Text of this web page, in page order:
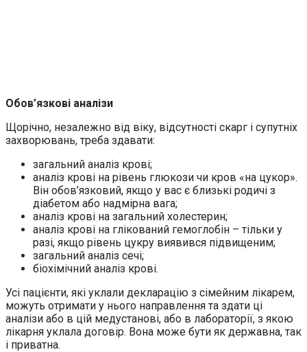
Обов’язкові аналізи
Щорічно, незалежно від віку, відсутності скарг і супутніх
захворювань, треба здавати:
загальний аналіз крові;
аналіз крові на рівень глюкози чи кров «на цукор».
Він обов’язковий, якщо у вас є близькі родичі з
діабетом або надмірна вага;
аналіз крові на загальний холестерин;
аналіз крові на глікований гемоглобін – тільки у
разі, якщо рівень цукру виявився підвищеним;
загальний аналіз сечі;
біохімічний аналіз крові.
Усі пацієнти, які уклали декларацію з сімейним лікарем,
можуть отримати у нього направлення та здати ці
аналізи або в цій медустанові, або в лабораторії, з якою
лікарня уклала договір. Вона може бути як державна, так
і приватна.